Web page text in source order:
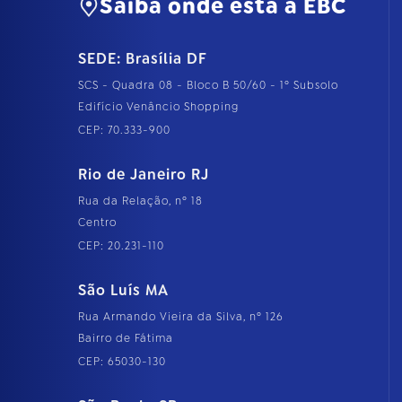
Saiba onde está a EBC
SEDE: Brasília DF
SCS - Quadra 08 - Bloco B 50/60 - 1º Subsolo
Edifício Venâncio Shopping
CEP: 70.333-900
Rio de Janeiro RJ
Rua da Relação, nº 18
Centro
CEP: 20.231-110
São Luís MA
Rua Armando Vieira da Silva, nº 126
Bairro de Fátima
CEP: 65030-130